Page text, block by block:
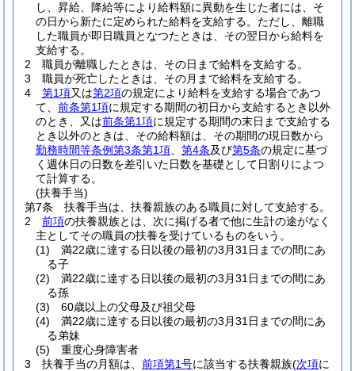
し、昇給、降給等により給料額に異動を生じた者には、そ
の日から新たに定められた給料を支給する。 ただし、離職
した職員が即日職員となつたときは、その翌日から給料を
支給する。
2
職員が離職したときは、その日まで給料を支給する。
3
職員が死亡したときは、その月まで給料を支給する。
4
第1項又は第2項の規定により給料を支給する場合であつ
て、 前条第1項に規定する期間の初日から支給するとき以外
のとき、又は前条第1項に規定する期間の末日まで支給する
とき以外のときは、その給料額は、その期間の現日数から
勤務時間等条例第3条第1項
第4条及び第5条の規定に基づ
く週休日の日数を差引いた日数を基礎として日割りによつ
て計算する。
(扶養手当)
第7条
扶養手当は、扶養親族のある職員に対して支給する。
2
前項の扶養親族とは、次に掲げる者で他に生計の途がなく
主としてその職員の扶養を受けているものをいう。
(1)
満22歳に達する日以後の最初の3月31日までの間にあ
る子
(2)
満22歳に達する日以後の最初の3月31日までの間にあ
る孫
(3)
60歳以上の父母及び祖父母
(4)
満22歳に達する日以後の最初の3月31日までの間にあ
る弟妹
(5)
重度心身障害者
3
扶養手当の月額は、 前項第1号に該当する扶養親族(次項に